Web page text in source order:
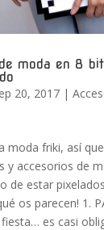
moda en 8
20, 2017|
moda friki, así
y accesorios de
de estar
os parecen! 1.
es casi